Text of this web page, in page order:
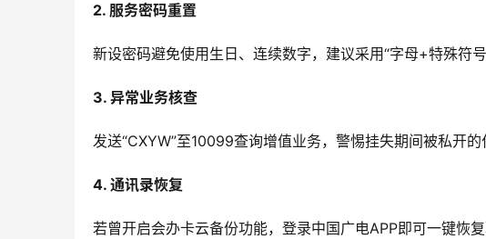
2. 服务密码重置
新设密码避免使用生日、连续数字，建议采用“字母+特殊符号
3. 异常业务核查
发送“CXYW”至10099查询增值业务，警惕挂失期间被私开的
4. 通讯录恢复
若曾开启会办卡云备份功能，登录中国广电APP即可一键恢复